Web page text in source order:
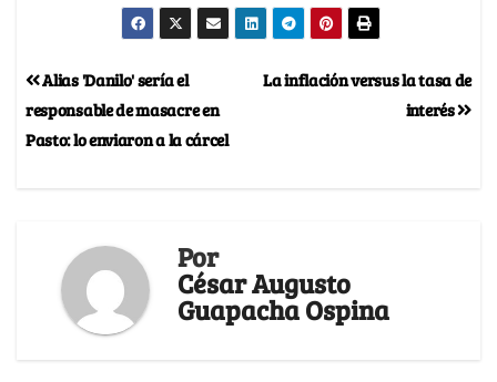
La inflación versus la tasa de
interés
Alias 'Danilo' sería el
responsable de masacre en
Pasto: lo enviaron a la cárcel
Por
César Augusto
Guapacha Ospina